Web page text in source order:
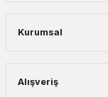
Kurumsal
Alışveriş